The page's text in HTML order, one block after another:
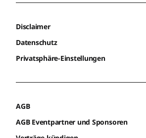
Disclaimer
Datenschutz
Privatsphäre-Einstellungen
AGB
AGB Eventpartner und Sponsoren